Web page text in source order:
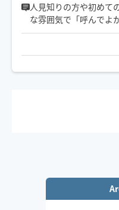
人見知りの方や初めて
な雰囲気で「呼んでよ
届けできるように心が
夜枠は土曜日のみです
毎週施術できるわけで